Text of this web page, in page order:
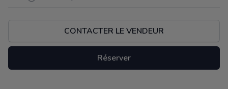
CONTACTER LE VENDEUR
Réserver